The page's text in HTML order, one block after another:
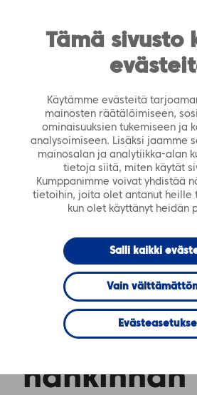
Tämä sivusto
Käytämme evästeitä
mainosten räätälöimiseen,
ominaisuuksien tukemiseen ja
analysoimiseen. Lisäksi jaamme
mainosalan ja analytiikka-alan
tietoja siitä, miten käytät
Kumppanimme voivat yhdistää
tietoihin, joita olet antanut heille
kun olet käyttänyt heidän
Salli kaikki
Vain
https://tiera.fi/name
webinaari 22.5.2019 klo 9:
hankinnan toteutus – Case Kerava
WEBINAARI
TieraCafé-
webinaari
22.5.2019
Microsoft
Dynamics
hankinnan